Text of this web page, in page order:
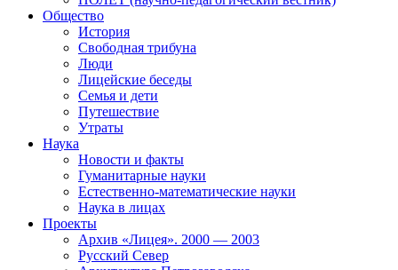
Общество
История
Свободная трибуна
Люди
Лицейские беседы
Семья и дети
Путешествие
Утраты
Наука
Новости и факты
Гуманитарные науки
Естественно-математические науки
Наука в лицах
Проекты
Архив «Лицея». 2000 — 2003
Русский Север